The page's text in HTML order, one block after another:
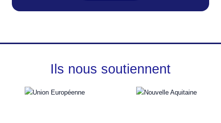
Ils nous soutiennent